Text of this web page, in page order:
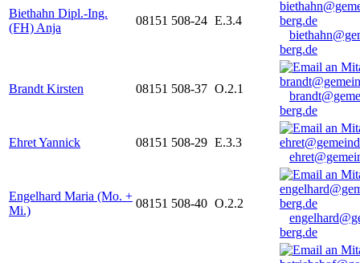
Biethahn Dipl.-Ing.
(FH) Anja
08151 508-24 E.3.4
berg.de
Brandt Kirsten 08151 508-37 O.2.1
berg.de
Ehret Yannick 08151 508-29 E.3.3
Engelhard Maria (Mo. +
Mi.)
08151 508-40 O.2.2
berg.de